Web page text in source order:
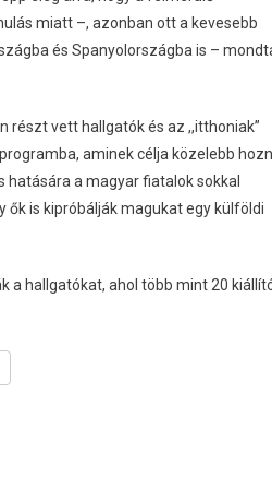
miatt –, azonban ott a kevesebb
és Spanyolországba is –
részt vett hallgatók és az ,,itthoniak”
aminek célja közelebb
a magyar fiatalok sokkal
ők is kipróbálják magukat egy külföldi
a hallgatókat, ahol több mint 20